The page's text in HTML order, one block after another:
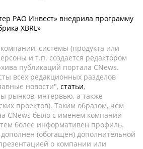
РАО Инвест» внедрила программу
XBRL»
системы (продукта или
и т.п. создается редактором
публикаций портала CNews.
всех редакционных разделов
новости", статьи,
рынков, интервью, а также
проектов). Таким образом, чем
CNews было с именем компании
тем более информативен профиль.
(обогащен) дополнительной
о компании или